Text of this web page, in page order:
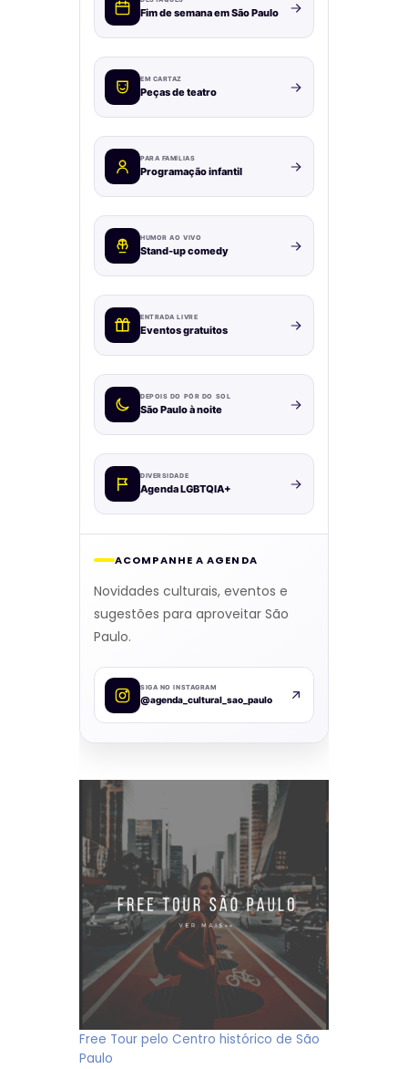
Fim de semana em São Paulo
EM CARTAZ
Peças de teatro
PARA FAMÍLIAS
Programação infantil
HUMOR AO VIVO
Stand-up comedy
ENTRADA LIVRE
Eventos gratuitos
DEPOIS DO PÔR DO SOL
São Paulo à noite
DIVERSIDADE
Agenda LGBTQIA+
ACOMPANHE A AGENDA
Novidades culturais, eventos e
sugestões para aproveitar São
Paulo.
SIGA NO INSTAGRAM
@agenda_cultural_sao_paulo
Free Tour pelo Centro histórico de São
Paulo